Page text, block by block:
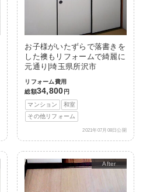
お子様がいたずらで落書きを
した襖もリフォームで綺麗に
元通り|埼玉県所沢市
リフォーム費用
総額34,800 円
マンション
和室
その他リフォーム
2021年07月08日公開
After